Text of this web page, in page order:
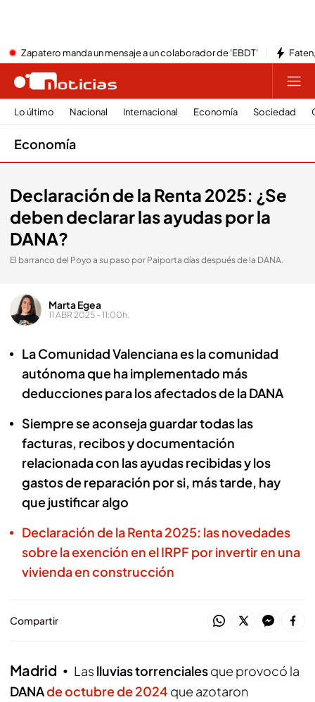
Zapatero manda un mensaje a un colaborador de 'EBDT'
Lo último Nacional Internacional Economía Sociedad
Economía
Declaración de la Renta 2025: ¿Se
deben declarar las ayudas por la
DANA?
El barranco del Poyo a su paso por Paiporta días después de la DANA.
Marta Egea
11 ABR 2025 - 11:00h.
La Comunidad Valenciana es la comunidad
autónoma que ha implementado más
deducciones para los afectados de la DANA
Siempre se aconseja guardar todas las
facturas, recibos y documentación
relacionada con las ayudas recibidas y los
gastos de reparación por si, más tarde, hay
que justificar algo
Declaración de la Renta 2025: las novedades
sobre la exención en el IRPF por invertir en una
vivienda en construcción
Compartir
Madrid Las lluvias torrencialesque provocó la
DANAde octubre de 2024 que azotaron